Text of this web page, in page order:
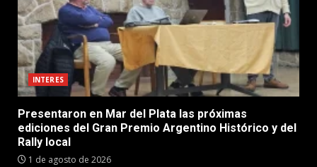
INTERES
Presentaron en Mar del Plata las próximas
ediciones del Gran Premio Argentino Histórico y del
Rally local
1 de agosto de 2026